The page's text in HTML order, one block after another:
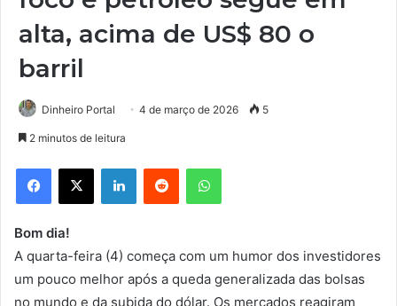
alta, acima de US$ 80 o
barril
Dinheiro Portal 4 de março de 2026 5
2 minutos de leitura
Facebook
X LinkedinReddit WhatsApp
Bom dia!
A quarta-feira (4) começa com um humor dos investidores
um pouco melhor após a queda generalizada das bolsas
no mundo e da subida do dólar. Os mercados reagiram